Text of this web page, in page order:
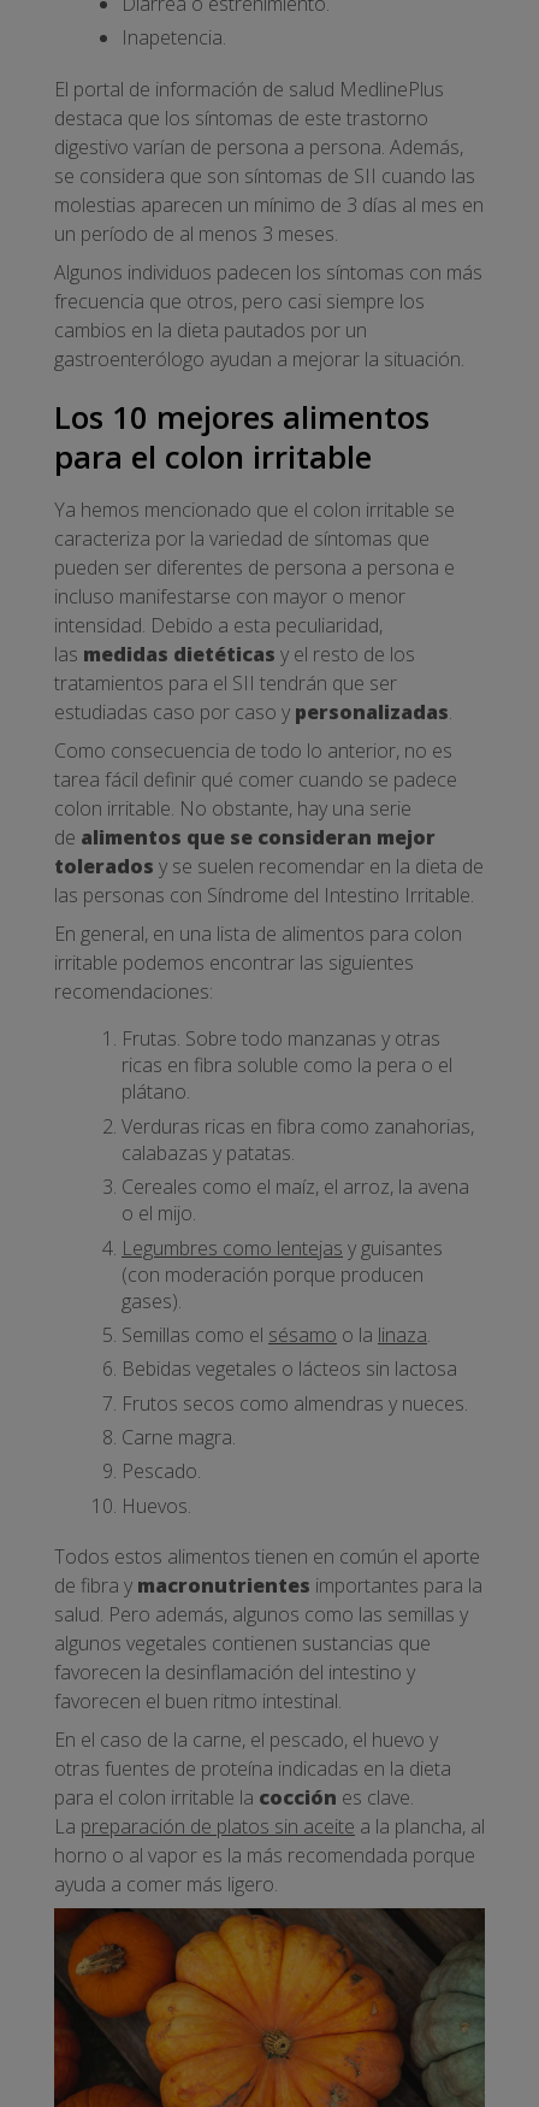
Inapetencia.
El portal de información de salud MedlinePlus
destaca que los síntomas de este trastorno
digestivo varían de persona a persona. Además,
se considera que son síntomas de SII cuando las
molestias aparecen un mínimo de 3 días al mes en
un período de al menos 3 meses.
Algunos individuos padecen los síntomas con más
frecuencia que otros, pero casi siempre los
cambios en la dieta pautados por un
gastroenterólogo ayudan a mejorar la situación.
Los 10 mejores alimentos
para el colon irritable
Ya hemos mencionado que el colon irritable se
caracteriza por la variedad de síntomas que
pueden ser diferentes de persona a persona e
incluso manifestarse con mayor o menor
intensidad. Debido a esta peculiaridad,
las medidas dietéticas y el resto de los
tratamientos para el SII tendrán que ser
estudiadas caso por caso y personalizadas.
Como consecuencia de todo lo anterior, no es
tarea fácil definir qué comer cuando se padece
colon irritable. No obstante, hay una serie
de alimentos que se consideran mejor
tolerados y se suelen recomendar en la dieta de
las personas con Síndrome del Intestino Irritable.
En general, en una lista de alimentos para colon
irritable podemos encontrar las siguientes
recomendaciones:
Frutas. Sobre todo manzanas y otras
ricas en fibra soluble como la pera o el
plátano.
Verduras ricas en fibra como zanahorias,
calabazas y patatas.
Cereales como el maíz, el arroz, la avena
o el mijo.
Legumbres como lentejas y guisantes
(con moderación porque producen
gases).
Semillas como el sésamo o la linaza.
Bebidas vegetales o lácteos sin lactosa
Frutos secos como almendras y nueces.
Carne magra.
Pescado.
Huevos.
Todos estos alimentos tienen en común el aporte
de fibra y macronutrientes importantes para la
salud. Pero además, algunos como las semillas y
algunos vegetales contienen sustancias que
favorecen la desinflamación del intestino y
favorecen el buen ritmo intestinal.
En el caso de la carne, el pescado, el huevo y
otras fuentes de proteína indicadas en la dieta
para el colon irritable la cocción es clave.
La preparación de platos sin aceite a la plancha, al
horno o al vapor es la más recomendada porque
ayuda a comer más ligero.